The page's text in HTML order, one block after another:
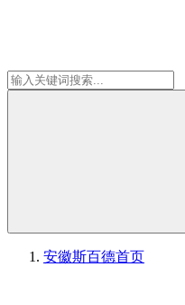
安徽斯百德首页